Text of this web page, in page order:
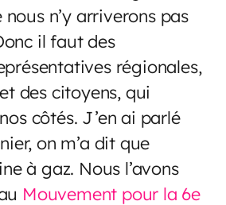
n’y arriverons pas
il faut des
régionales,
des citoyens, qui
côtés. J’en ai parlé
on m’a dit que
à gaz. Nous l’avons
Mouvement pour la 6e